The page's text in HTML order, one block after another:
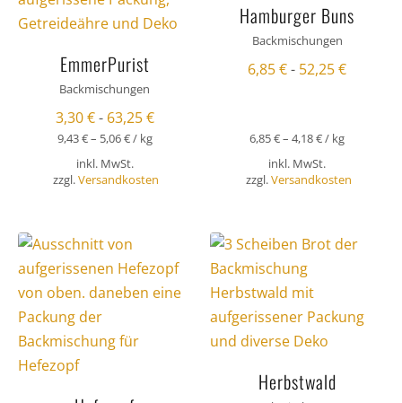
EmmerPurist
Backmischungen
3,30€- 63,25€
9,43€– 5,06€/ kg
inkl. MwSt.
zzgl.Versandkosten
Hamburger Buns
Backmischungen
6,85€- 52,25€
6,85€– 4,18€/ kg
inkl. MwSt.
zzgl.Versandkosten
Herbstwald